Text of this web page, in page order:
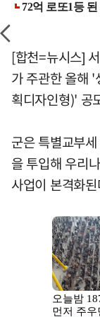
[합천=뉴시스]
가 주관한 올해 '
획디자인형)' 공
군은 특별교부
을 투입해 우리
사업이 본격화